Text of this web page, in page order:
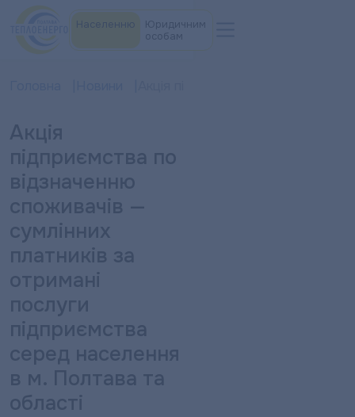
Юридичним
особам
Акція
підприємства по
відзначенню
споживачів —
сумлінних
платників за
отримані
послуги
підприємства
серед населення
в м. Полтава та
області